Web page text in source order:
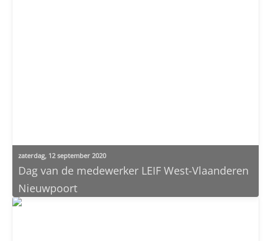
zaterdag, 12 september 2020
Dag van de medewerker LEIF West-Vlaanderen
Nieuwpoort